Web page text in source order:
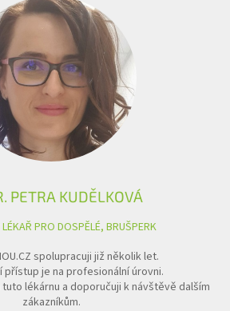
PETRA KUDĚLKOVÁ
PRO DOSPĚLÉ, BRUŠPERK
spolupracuji již několik let.
přístup je na profesionální úrovni.
lékárnu a doporučuji k návštěvě dalším
zákazníkům.